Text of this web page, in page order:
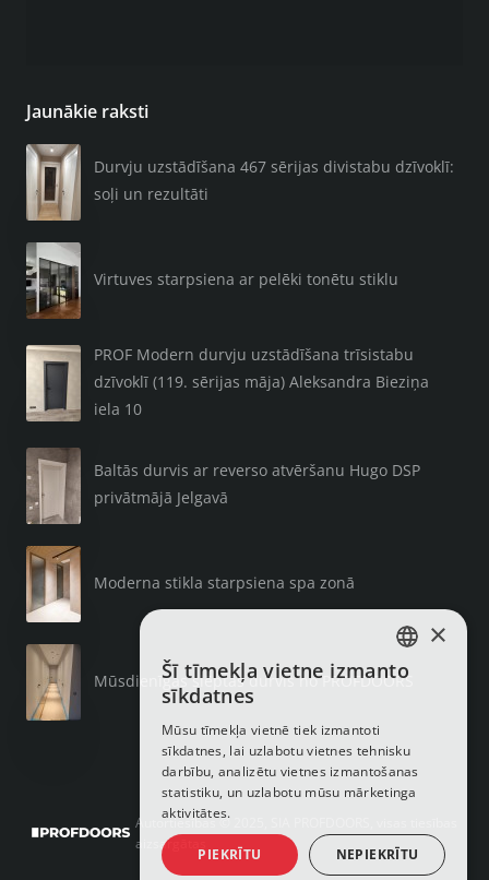
Jaunākie raksti
Durvju uzstādīšana 467 sērijas divistabu dzīvoklī:
soļi un rezultāti
Virtuves starpsiena ar pelēki tonētu stiklu
PROF Modern durvju uzstādīšana trīsistabu
dzīvoklī (119. sērijas māja) Aleksandra Bieziņa
iela 10
Baltās durvis ar reverso atvēršanu Hugo DSP
privātmājā Jelgavā
Moderna stikla starpsiena spa zonā
Mūsdienīgas slēptās durvis no PROFDOORS
Autortiesības © 2025, SIA PROFDOORS, visas tiesības
aizsargātas
LATVIAN
ENGLISH
×
Šī tīmekļa vietne izmanto
sīkdatnes
Mūsu tīmekļa vietnē tiek izmantoti
sīkdatnes, lai uzlabotu vietnes tehnisku
darbību, analizētu vietnes izmantošanas
statistiku, un uzlabotu mūsu mārketinga
aktivitātes.
PIEKRĪTU NEPIEKRĪTU